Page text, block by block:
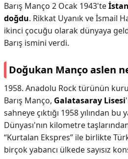
Barış Manço 2 Ocak 1943'te
doğdu. Rikkat Uyanık ve İsmail
ikinci çocuğu olarak dünyaya
Barış ismini verdi.
Doğukan Manço aslen
1958. Anadolu Rock türünün
Barış Manço, Galatasaray Lisesi
sahneye çıktığı 1958 yılından bu
Dünyası'nın kilometre
“Kurtalan Ekspres” ile birlikte
birçok yabancı ülkede sayısız